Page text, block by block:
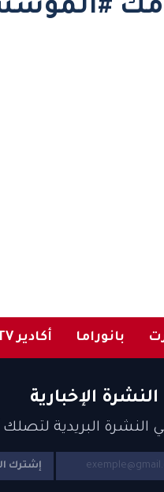
بانوراما أكادير TV
النشرة الإخبارية
البريدية لتصلك
إشترك